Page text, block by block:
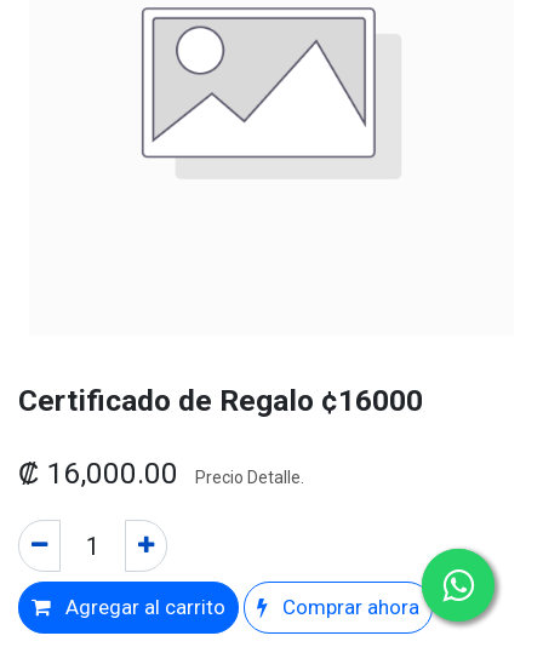
Certificado de Regalo ¢16000
₡ 16,000.00 Precio Detalle.
Agregar al carrito Comprar ahora